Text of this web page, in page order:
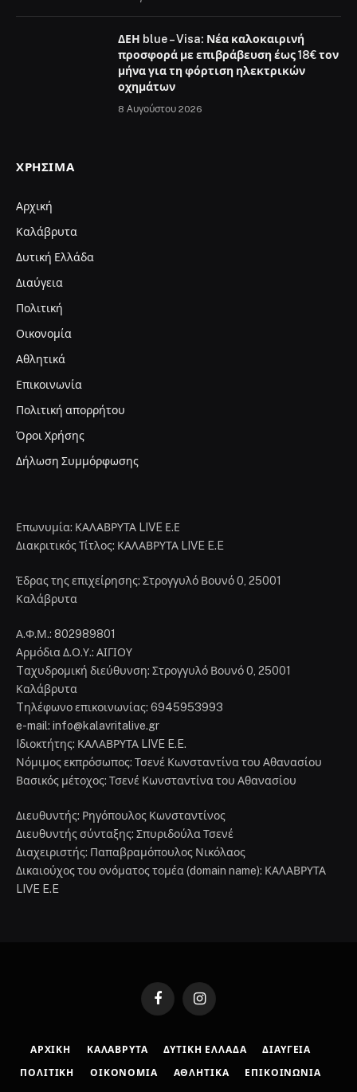
ΔΕΗ blue – Visa: Νέα καλοκαιρινή
προσφορά με επιβράβευση έως 18€ τον
μήνα για τη φόρτιση ηλεκτρικών
οχημάτων
8 Αυγούστου 2026
ΧΡΉΣΙΜΑ
Αρχική
Καλάβρυτα
Δυτική Ελλάδα
Διαύγεια
Πολιτική
Οικονομία
Αθλητικά
Επικοινωνία
Πολιτική απορρήτου
Όροι Χρήσης
Δήλωση Συμμόρφωσης
Επωνυμία: ΚΑΛΑΒΡΥΤΑ LIVE Ε.Ε
Διακριτικός Τίτλος: ΚΑΛΑΒΡΥΤΑ LIVE E.E
Έδρας της επιχείρησης: Στρογγυλό Βουνό 0, 25001
Καλάβρυτα
Α.Φ.Μ.: 802989801
Αρμόδια Δ.Ο.Υ.: ΑΙΓΙΟΥ
Tαχυδρομική διεύθυνση: Στρογγυλό Βουνό 0, 25001
Καλάβρυτα
Tηλέφωνο επικοινωνίας: 6945953993
e-mail: info@kalavritalive.gr
Iδιοκτήτης: ΚΑΛΑΒΡΥΤΑ LIVE E.E.
Νόμιμος εκπρόσωπος: Τσενέ Κωνσταντίνα του Αθανασίου
Βασικός μέτοχος: Τσενέ Κωνσταντίνα του Αθανασίου
Διευθυντής: Ρηγόπουλος Κωνσταντίνος
Διευθυντής σύνταξης: Σπυριδούλα Τσενέ
Διαχειριστής: Παπαβραμόπουλος Νικόλαος
Δικαιούχος του ονόματος τομέα (domain name): ΚΑΛΑΒΡΥΤΑ
LIVE E.E
FacebookInstagram
ΑΡΧΙΚΉ ΚΑΛΆΒΡΥΤΑ ΔΥΤΙΚΉ ΕΛΛΆΔΑ ΔΙΑΎΓΕΙΑ
ΠΟΛΙΤΙΚΉ ΟΙΚΟΝΟΜΊΑ ΑΘΛΗΤΙΚΆ ΕΠΙΚΟΙΝΩΝΊΑ